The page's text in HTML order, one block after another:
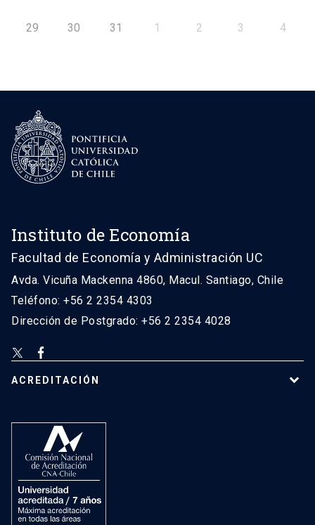
29 30 31 1 2 3 4
Instituto de Economía
Facultad de Economía y Administración UC
Avda. Vicuña Mackenna 4860, Macul. Santiago, Chile
Teléfono: +56 2 2354 4303
Dirección de Postgrado: +56 2 2354 4028
ACREDITACIÓN